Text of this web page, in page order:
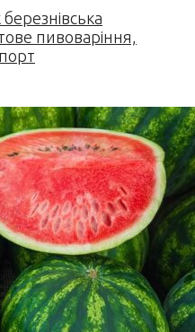
пивоваріння,